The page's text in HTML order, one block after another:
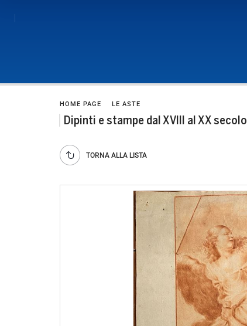
HOME PAGE LE ASTE
Dipinti e stampe dal XVIII al XX secolo
TORNA ALLA LISTA